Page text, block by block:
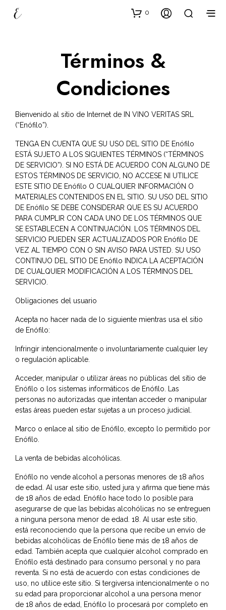
0
Términos &
Condiciones
Bienvenido al sitio de Internet de IN VINO VERITAS SRL
(“Enófilo”).
TENGA EN CUENTA QUE SU USO DEL SITIO DE Enófilo
ESTÁ SUJETO A LOS SIGUIENTES TÉRMINOS (“TÉRMINOS
DE SERVICIO”). SI NO ESTÁ DE ACUERDO CON ALGUNO DE
ESTOS TÉRMINOS DE SERVICIO, NO ACCESE NI UTILICE
ESTE SITIO DE Enófilo O CUALQUIER INFORMACIÓN O
MATERIALES CONTENIDOS EN EL SITIO. SU USO DEL SITIO
DE Enófilo SE DEBE CONSIDERAR QUE ES SU ACUERDO
PARA CUMPLIR CON CADA UNO DE LOS TÉRMINOS QUE
SE ESTABLECEN A CONTINUACIÓN. LOS TÉRMINOS DEL
SERVICIO PUEDEN SER ACTUALIZADOS POR Enófilo DE
VEZ AL TIEMPO CON O SIN AVISO PARA USTED. SU USO
CONTINUO DEL SITIO DE Enófilo INDICA LA ACEPTACIÓN
DE CUALQUIER MODIFICACIÓN A LOS TÉRMINOS DEL
SERVICIO.
Obligaciones del usuario
Acepta no hacer nada de lo siguiente mientras usa el sitio
de Enófilo:
Infringir intencionalmente o involuntariamente cualquier ley
o regulación aplicable.
Acceder, manipular o utilizar áreas no públicas del sitio de
Enófilo o los sistemas informáticos de Enófilo. Las
personas no autorizadas que intentan acceder o manipular
estas áreas pueden estar sujetas a un proceso judicial.
Marco o enlace al sitio de Enófilo, excepto lo permitido por
Enófilo.
La venta de bebidas alcohólicas.
Enófilo no vende alcohol a personas menores de 18 años
de edad. Al usar este sitio, usted jura y afirma que tiene más
de 18 años de edad. Enófilo hace todo lo posible para
asegurarse de que las bebidas alcohólicas no se entreguen
a ninguna persona menor de edad. 18. Al usar este sitio,
está reconociendo que la persona que recibe un envío de
bebidas alcohólicas de Enófilo tiene más de 18 años de
edad. También acepta que cualquier alcohol comprado en
Enófilo está destinado para consumo personal y no para
reventa. Si no está de acuerdo con estas condiciones de
uso, no utilice este sitio. Si tergiversa intencionalmente o no
su edad para proporcionar alcohol a una persona menor
de 18 años de edad, Enófilo lo procesará por completo en